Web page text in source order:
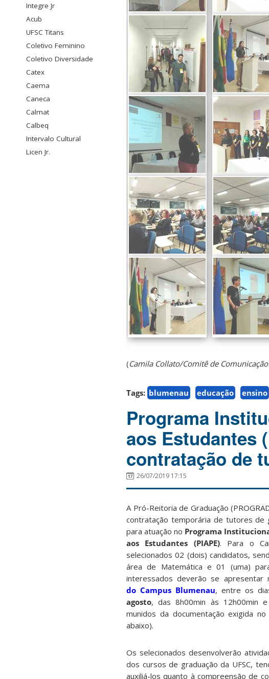
Integre Jr
Acub
UFSC Titans
Coletivo Feminino
Coletivo Diversidade
Catex
Caema
Caneca
Calmat
Calbeq
Intervalo Cultural
Licen Jr.
(Camila Collato/Comitê de
Tags: blumenau educação ensino
Programa
aos Estudantes
contratação de
26/07/2019 17:15
A Pró-Reitoria de Graduação
contratação temporária de tutores de
para atuação no Programa
aos Estudantes (PIAPE). Para o
selecionados 02 (dois) candidatos,
área de Matemática e 01 (uma)
interessados deverão se apresentar
do Campus Blumenau, entre os
agosto, das 8h00min às 12h00min
munidos da documentação exigida
abaixo).
Os selecionados desenvolverão
dos cursos de graduação da UFSC,
auxiliá-los quanto à compreensão de